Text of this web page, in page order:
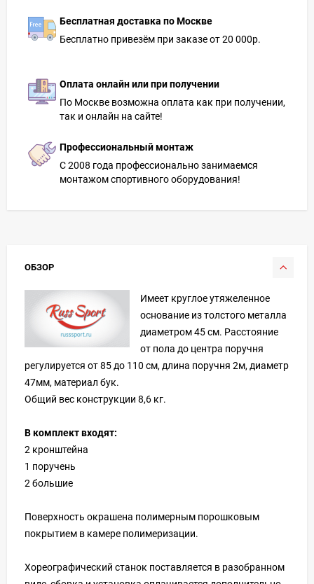
Бесплатная доставка по Москве
Бесплатно привезём при заказе от 20 000р.
Оплата онлайн или при получении
По Москве возможна оплата как при получении,
так и онлайн на сайте!
Профессиональный монтаж
С 2008 года профессионально занимаемся
монтажом спортивного оборудования!
ОБЗОР
Имеет круглое утяжеленное
основание из толстого металла
диаметром 45 см. Расстояние
от пола до центра поручня
регулируется от 85 до 110 см, длина поручня 2м, диаметр
47мм, материал бук.
Общий вес конструкции 8,6 кг.
В комплект входят:
2 кронштейна
1 поручень
2 большие
Поверхность окрашена полимерным порошковым
покрытием в камере полимеризации.
Хореографический станок поставляется в разобранном